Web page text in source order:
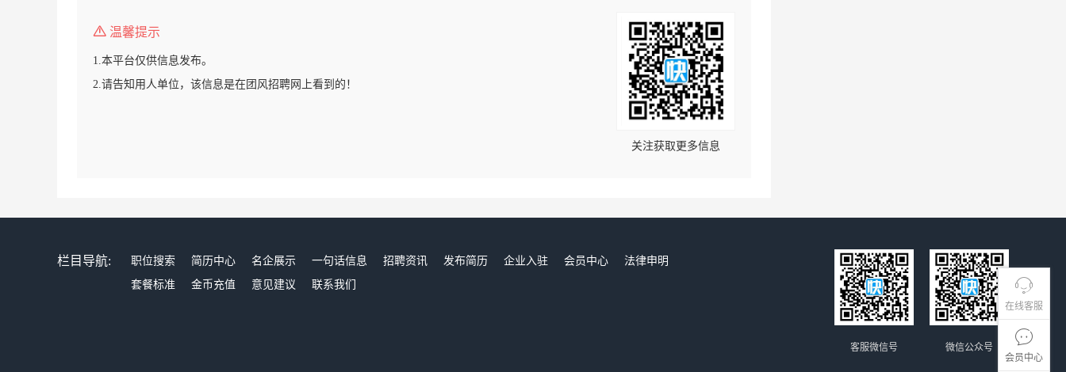
在线客服
会员中心
温馨提示
1.本平台仅供信息发布。
2.请告知用人单位，该信息是在团风招聘网上看到的！
关注获取更多信息
栏目导航: 职位搜索 简历中心 名企展示 一句话信息 招聘资讯 发布简历 企业入驻 会员中心
法律申明
套餐标准
金币充值 意见建议 联系我们
微信公众号
客服微信号